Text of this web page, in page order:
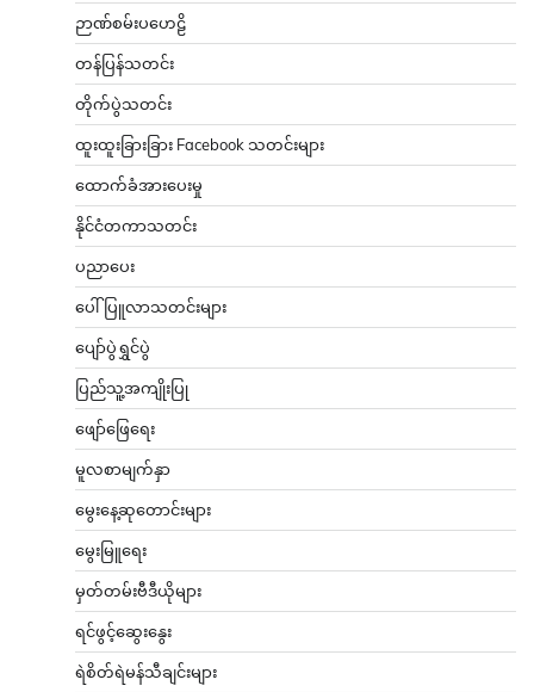
ဉာဏ်စမ်းပဟေဠိ
တန်ပြန်သတင်း
တိုက်ပွဲသတင်း
ထူးထူးခြားခြား Facebook သတင်းများ
ထောက်ခံအားပေးမှု
နိုင်ငံတကာသတင်း
ပညာပေး
ပေါ်ပြူလာသတင်းများ
ပျော်ပွဲရွှင်ပွဲ
ပြည်သူ့အကျိုးပြု
ဖျော်ဖြေရေး
မူလစာမျက်နှာ
မွေးနေ့ဆုတောင်းများ
မွေးမြူရေး
မှတ်တမ်းဗီဒီယိုများ
ရင်ဖွင့်ဆွေးနွေး
ရဲစိတ်ရဲမန်သီချင်းများ